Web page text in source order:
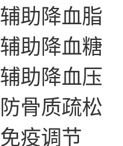
辅助降血脂
辅助降血糖
辅助降血压
防骨质疏松
免疫调节